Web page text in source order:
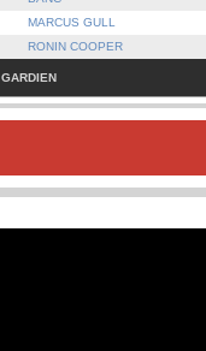
MARCUS GULL
RONIN COOPER
GARDIEN